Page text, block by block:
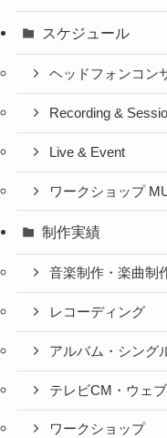
スケジュール
ヘッドフォンコン
Recording &
Live & Event
ワークショップ
制作実績
音楽制作・楽曲制
レコーディング
アルバム・シング
テレビCM・ウェ
ワークショップ